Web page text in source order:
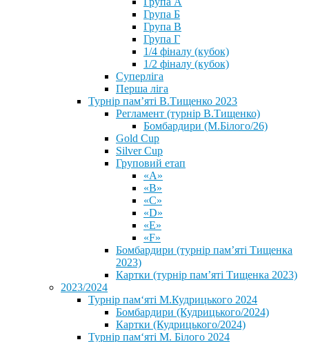
Група Б
Група В
Група Г
1/4 фіналу (кубок)
1/2 фіналу (кубок)
Суперліга
Перша ліга
Турнір пам’яті В.Тищенко 2023
Регламент (турнір В.Тищенко)
Бомбардири (М.Білого/26)
Gold Cup
Silver Cup
Груповий етап
«А»
«В»
«С»
«D»
«Е»
«F»
Бомбардири (турнір пам’яті Тищенка
2023)
Картки (турнір пам’яті Тищенка 2023)
2023/2024
⁨Турнір пам‘яті М.Кудрицького 2024
Бомбардири (Кудрицького/2024)
Картки (Кудрицького/2024)
⁨Турнір пам‘яті М. Білого 2024⁩